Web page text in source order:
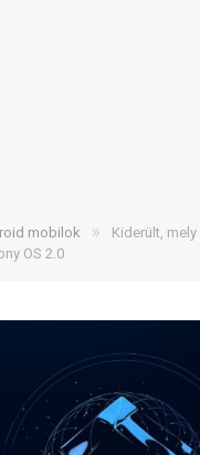
mobilok »
Kiderült,
OS 2.0